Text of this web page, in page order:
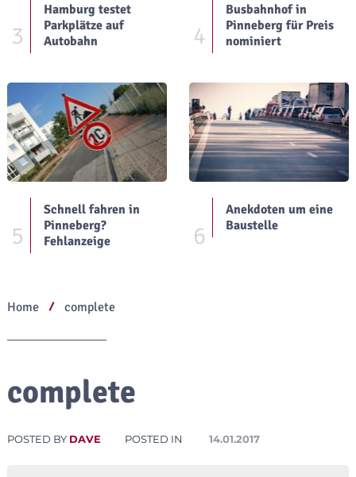
3
Hamburg testet
Parkplätze auf
Autobahn
4
Busbahnhof in
Pinneberg für Preis
nominiert
5
Schnell fahren in
Pinneberg?
Fehlanzeige
6
Anekdoten um eine
Baustelle
Home complete
complete
POSTED BY DAVE POSTED IN 14.01.2017